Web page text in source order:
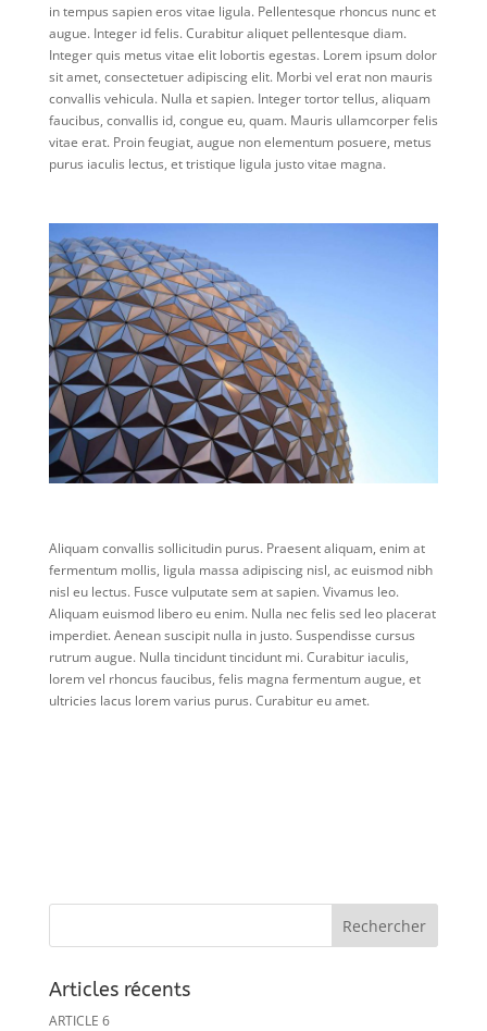
in tempus sapien eros vitae ligula. Pellentesque rhoncus nunc et
augue. Integer id felis. Curabitur aliquet pellentesque diam.
Integer quis metus vitae elit lobortis egestas. Lorem ipsum dolor
sit amet, consectetuer adipiscing elit. Morbi vel erat non mauris
convallis vehicula. Nulla et sapien. Integer tortor tellus, aliquam
faucibus, convallis id, congue eu, quam. Mauris ullamcorper felis
vitae erat. Proin feugiat, augue non elementum posuere, metus
purus iaculis lectus, et tristique ligula justo vitae magna.
Aliquam convallis sollicitudin purus. Praesent aliquam, enim at
fermentum mollis, ligula massa adipiscing nisl, ac euismod nibh
nisl eu lectus. Fusce vulputate sem at sapien. Vivamus leo.
Aliquam euismod libero eu enim. Nulla nec felis sed leo placerat
imperdiet. Aenean suscipit nulla in justo. Suspendisse cursus
rutrum augue. Nulla tincidunt tincidunt mi. Curabitur iaculis,
lorem vel rhoncus faucibus, felis magna fermentum augue, et
ultricies lacus lorem varius purus. Curabitur eu amet.
Articles récents
ARTICLE 6